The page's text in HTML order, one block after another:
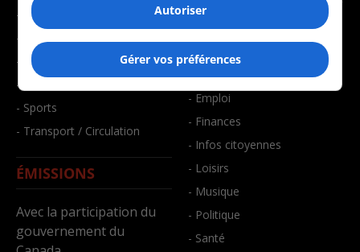
- Éducation
- Environnement
- Faits divers
- Santé et bien-être
- Sports
- Transport / Circulation
ÉMISSIONS
Avec la participation du
gouvernement du
- Affaires
- Art de vivre
- Bien-être
- Emploi
- Finances
- Infos citoyennes
- Loisirs
- Musique
- Politique
- Santé
Autoriser
Gérer vos préférences